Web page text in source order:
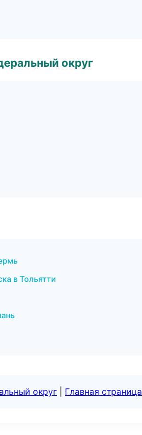
округ
в Тольятти
округ Главная страница